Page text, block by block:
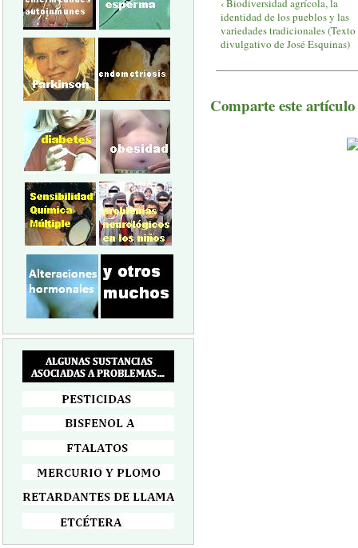
‹ Biodiversidad agrícola, la
identidad de los pueblos y las
variedades tradicionales (Texto
divulgativo de José Esquinas)
Comparte este artículo